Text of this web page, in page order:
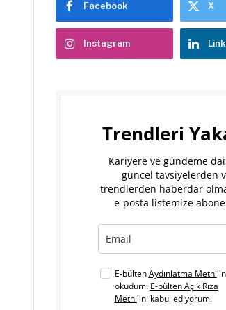
Facebook X
Instagram
Trendleri
Kariyere ve gündeme
güncel tavsiyelerden
trendlerden haberdar
e-posta listemize
E-bültenAydınlatma Metni
okudum. E-bülten Açık Rıza
Metni''ni kabul ediyorum.